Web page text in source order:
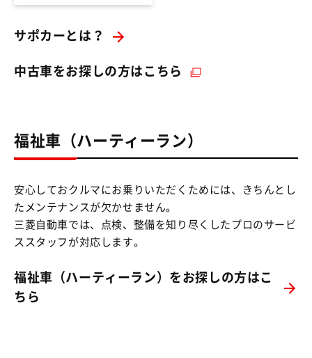
サポカーとは？
中古車をお探しの方はこちら （別ウィンドウで開
福祉車（ハーティーラン）
安心しておクルマにお乗りいただくためには、きちんとし
たメンテナンスが欠かせません。
三菱自動車では、点検、整備を知り尽くしたプロのサービ
ススタッフが対応します。
福祉車（ハーティーラン）をお探しの方はこ
ちら